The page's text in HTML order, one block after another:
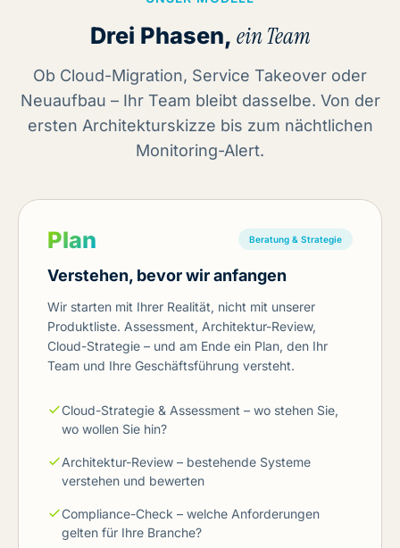
Drei Phasen, ein Team
Ob Cloud-Migration, Service Takeover oder
Neuaufbau – Ihr Team bleibt dasselbe. Von der
ersten Architekturskizze bis zum nächtlichen
Monitoring-Alert.
Plan Beratung & Strategie
Verstehen, bevor wir anfangen
Wir starten mit Ihrer Realität, nicht mit unserer
Produktliste. Assessment, Architektur-Review,
Cloud-Strategie – und am Ende ein Plan, den Ihr
Team und Ihre Geschäftsführung versteht.
Cloud-Strategie & Assessment – wo stehen Sie,
wo wollen Sie hin?
Architektur-Review – bestehende Systeme
verstehen und bewerten
Compliance-Check – welche Anforderungen
gelten für Ihre Branche?